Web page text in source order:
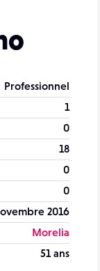
Professionnel
1
0
18
0
0
2016
Morelia
51 ans